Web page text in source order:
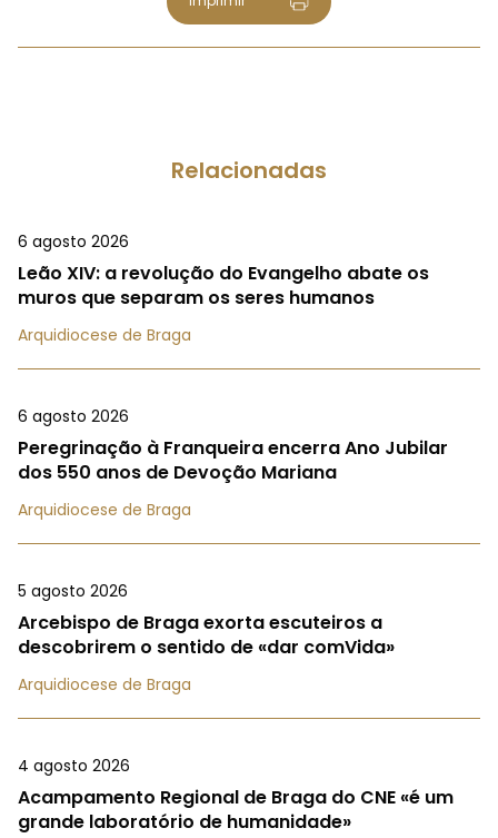
Relacionadas
6 agosto 2026
Leão XIV: a revolução do Evangelho abate os
muros que separam os seres humanos
Arquidiocese de Braga
6 agosto 2026
Peregrinação à Franqueira encerra Ano Jubilar
dos 550 anos de Devoção Mariana
Arquidiocese de Braga
5 agosto 2026
Arcebispo de Braga exorta escuteiros a
descobrirem o sentido de «dar comVida»
Arquidiocese de Braga
4 agosto 2026
Acampamento Regional de Braga do CNE «é um
grande laboratório de humanidade»